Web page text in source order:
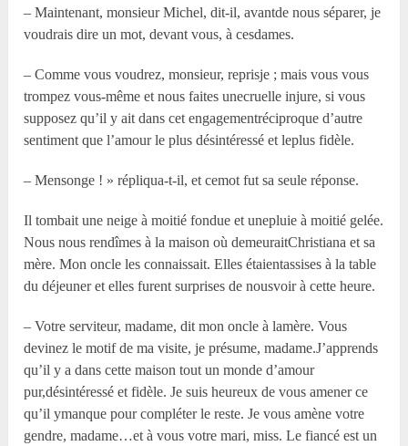
– Maintenant, monsieur Michel, dit-il, avantde nous séparer, je
voudrais dire un mot, devant vous, à cesdames.
– Comme vous voudrez, monsieur, reprisje ; mais vous vous
trompez vous-même et nous faites unecruelle injure, si vous
supposez qu’il y ait dans cet engagementréciproque d’autre
sentiment que l’amour le plus désintéressé et leplus fidèle.
– Mensonge ! » répliqua-t-il, et cemot fut sa seule réponse.
Il tombait une neige à moitié fondue et unepluie à moitié gelée.
Nous nous rendîmes à la maison où demeuraitChristiana et sa
mère. Mon oncle les connaissait. Elles étaientassises à la table
du déjeuner et elles furent surprises de nousvoir à cette heure.
– Votre serviteur, madame, dit mon oncle à lamère. Vous
devinez le motif de ma visite, je présume, madame.J’apprends
qu’il y a dans cette maison tout un monde d’amour
pur,désintéressé et fidèle. Je suis heureux de vous amener ce
qu’il ymanque pour compléter le reste. Je vous amène votre
gendre, madame…et à vous votre mari, miss. Le fiancé est un